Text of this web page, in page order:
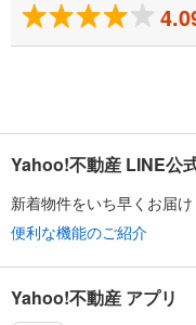
Yahoo!不動産 LINE公
新着物件をいち早くお届け
便利な機能のご紹介
Yahoo!不動産 アプリ